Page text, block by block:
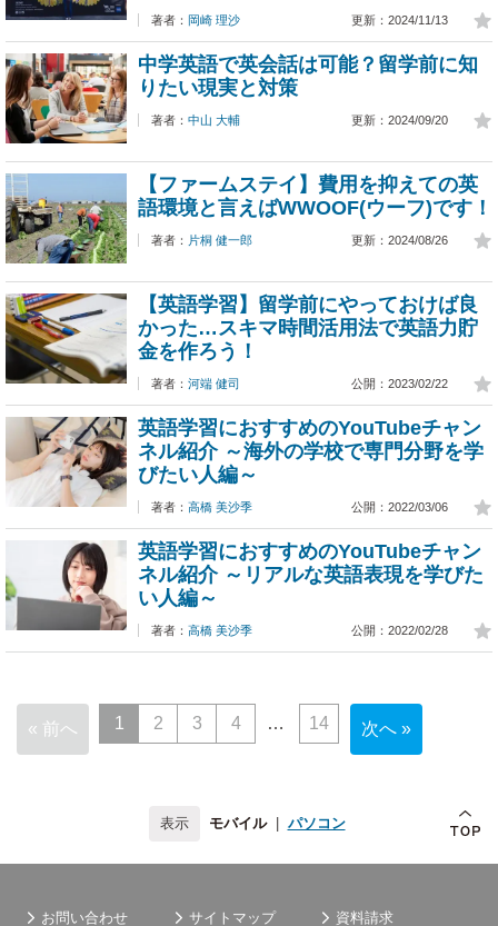
更新：2024/11/13
著者： 岡崎 理沙
中学英語で英会話は可能？留学前に知
りたい現実と対策
更新：2024/09/20
著者： 中山 大輔
【ファームステイ】費用を抑えての英
語環境と言えばWWOOF(ウーフ)です！
更新：2024/08/26
著者： 片桐 健一郎
【英語学習】留学前にやっておけば良
かった…スキマ時間活用法で英語力貯
金を作ろう！
公開：2023/02/22
著者： 河端 健司
英語学習におすすめのYouTubeチャン
ネル紹介 ～海外の学校で専門分野を学
びたい人編～
公開：2022/03/06
著者： 高橋 美沙季
英語学習におすすめのYouTubeチャン
ネル紹介 ～リアルな英語表現を学びた
い人編～
公開：2022/02/28
著者： 高橋 美沙季
« 前へ 1 2 3 4 14 次へ »
モバイル | パソコン
お問い合わせ サイトマップ 資料請求